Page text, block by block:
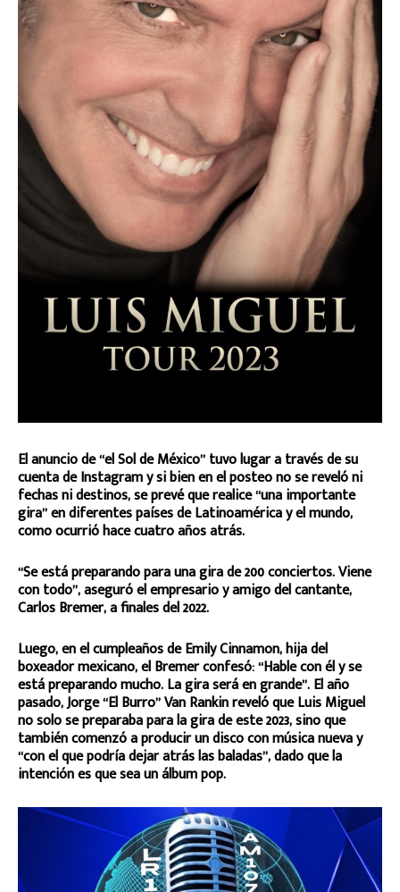
El anuncio de “el Sol de México” tuvo lugar a través de su
cuenta de Instagram y si bien en el posteo no se reveló ni
fechas ni destinos, se prevé que realice “una importante
gira” en diferentes países de Latinoamérica y el mundo,
como ocurrió hace cuatro años atrás.
“Se está preparando para una gira de 200 conciertos. Viene
con todo”, aseguró el empresario y amigo del cantante,
Carlos Bremer, a finales del 2022.
Luego, en el cumpleaños de Emily Cinnamon, hija del
boxeador mexicano, el Bremer confesó: “Hable con él y se
está preparando mucho. La gira será en grande”. El año
pasado, Jorge “El Burro” Van Rankin reveló que Luis Miguel
no solo se preparaba para la gira de este 2023, sino que
también comenzó a producir un disco con música nueva y
“con el que podría dejar atrás las baladas”, dado que la
intención es que sea un álbum pop.